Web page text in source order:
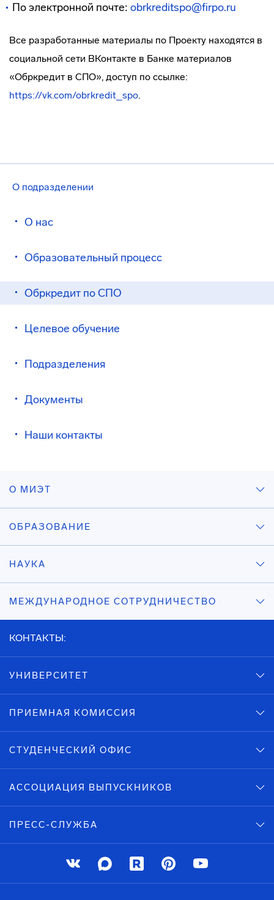
О подразделении
О нас
Образовательный процесс
Обркредит по СПО
Целевое обучение
Подразделения
Документы
Наши контакты
По электронной почте: obrkreditspo@firpo.ru
Все разработанные материалы по Проекту находятся в
социальной сети ВКонтакте в Банке материалов
«Обркредит в СПО», доступ по ссылке:
https://vk.com/obrkredit_spo.
О МИЭТ
ОБРАЗОВАНИЕ
НАУКА
МЕЖДУНАРОДНОЕ СОТРУДНИЧЕСТВО
КОНТАКТЫ:
УНИВЕРСИТЕТ
ПРИЕМНАЯ КОМИССИЯ
СТУДЕНЧЕСКИЙ ОФИС
АССОЦИАЦИЯ ВЫПУСКНИКОВ
ПРЕСС-СЛУЖБА